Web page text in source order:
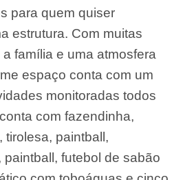
para quem quiser
estrutura. Com muitas
família e uma atmosfera
espaço conta com um
monitoradas todos
com fazendinha,
tirolesa, paintball,
paintball, futebol de sabão